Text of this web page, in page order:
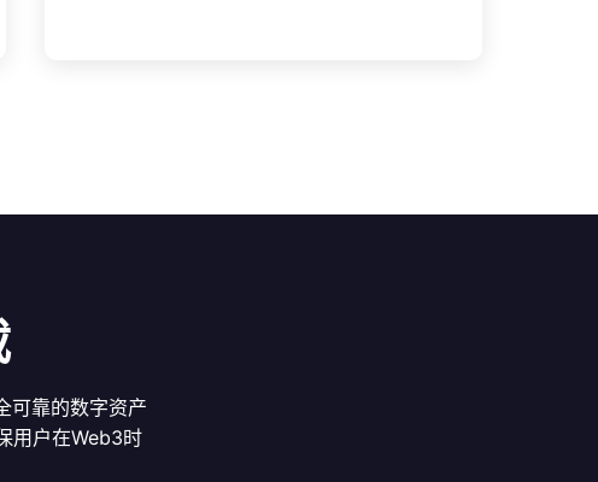
可靠的数字资产
用户在Web3时